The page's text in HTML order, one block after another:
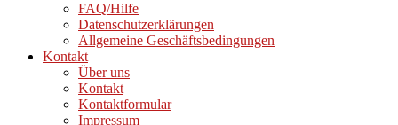
FAQ/Hilfe
Datenschutzerklärungen
Allgemeine Geschäftsbedingungen
Kontakt
Über uns
Kontakt
Kontaktformular
Impressum